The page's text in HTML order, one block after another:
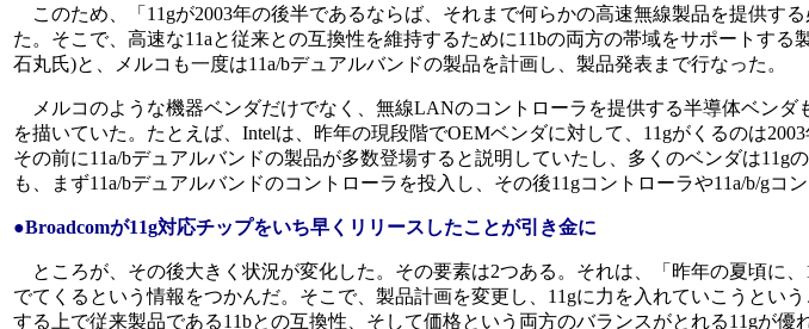
このため、「11gが2003年の後半であるならば、それまで何らかの高速無線製品を提供す
た。そこで、高速な11aと従来との互換性を維持するために11bの両方の帯域をサポートする
石丸氏)と、メルコも一度は11a/bデュアルバンドの製品を計画し、製品発表まで行なった。
メルコのような機器ベンダだけでなく、無線LANのコントローラを提供する半導体ベンダ
を描いていた。たとえば、Intelは、昨年の現段階でOEMベンダに対して、11gがくるのは2003
その前に11a/bデュアルバンドの製品が多数登場すると説明していたし、多くのベンダは11g
も、まず11a/bデュアルバンドのコントローラを投入し、その後11gコントローラや11a/b/gコ
●Broadcomが11g対応チップをいち早くリリースしたことが引き金に
ところが、その後大きく状況が変化した。その要素は2つある。それは、「昨年の夏頃に
でてくるという情報をつかんだ。そこで、製品計画を変更し、11gに力を入れていこうとい
する上で従来製品である11bとの互換性、そして価格という両方のバランスがとれる11gが